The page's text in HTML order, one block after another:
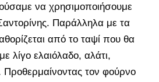
να χρησιμοποιήσουμε
Παράλληλα με τα
από το ταψί που θα
λίγο ελαιόλαδο, αλάτι,
Προθερμαίνοντας τον φούρνο